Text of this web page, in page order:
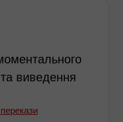
виведення